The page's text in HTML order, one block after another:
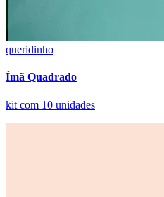
queridinho
Ímã Quadrado
kit com 10 unidades